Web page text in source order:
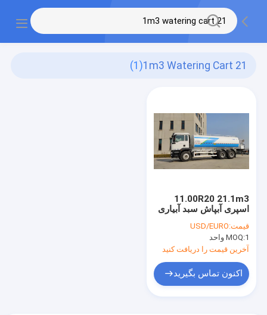
21 1m3 Watering Cart
(1)
11.00R20 21.1m3
اسپری آبپاش سبد آبیاری
قیمت:USD/EURO
MOQ:1 واحد
آخرین قیمت را دریافت کنید
اکنون تماس بگیرید